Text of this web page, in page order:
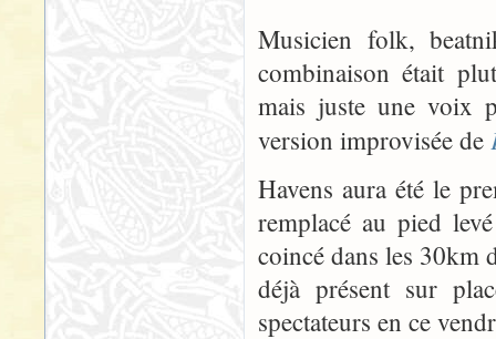
Musicien folk,
combinaison était
mais juste une voix
version improvisée de
Havens aura été le
remplacé au pied
coincé dans les 30km
déjà présent sur
spectateurs en ce